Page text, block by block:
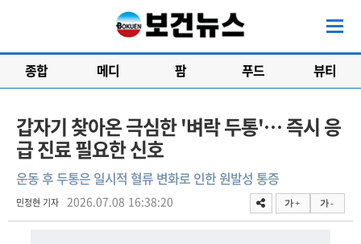
종합 메디 팜 푸드 뷰티
갑자기 찾아온 극심한 '벼락 두통'… 즉시 응
급 진료 필요한 신호
운동 후 두통은 일시적 혈류 변화로 인한 원발성 통증
민정현 기자 2026.07.08 16:38:20 가 + 가 -